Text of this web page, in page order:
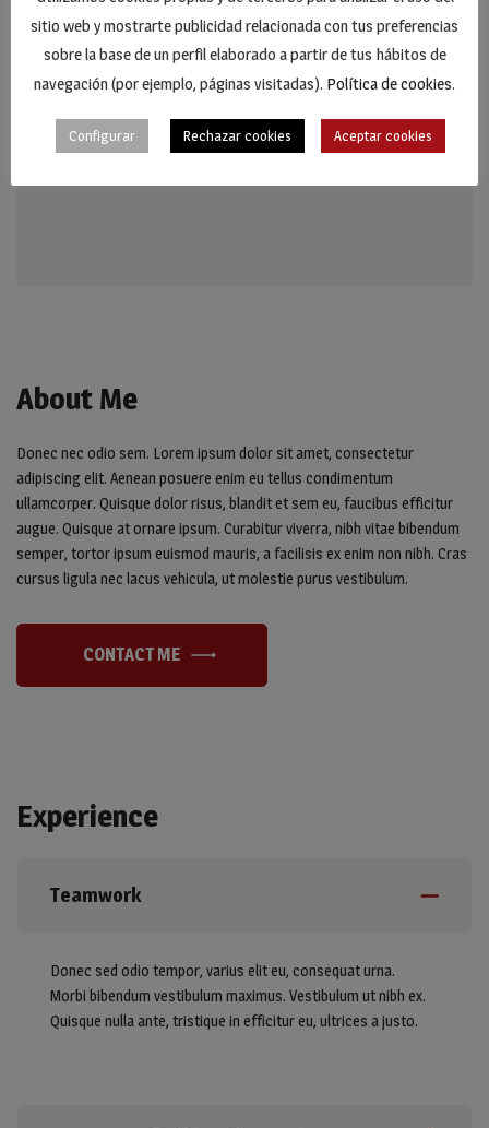
About Me
Donec nec odio sem. Lorem ipsum dolor sit amet, consectetur
adipiscing elit. Aenean posuere enim eu tellus condimentum
ullamcorper. Quisque dolor risus, blandit et sem eu, faucibus efficitur
augue. Quisque at ornare ipsum. Curabitur viverra, nibh vitae bibendum
semper, tortor ipsum euismod mauris, a facilisis ex enim non nibh. Cras
cursus ligula nec lacus vehicula, ut molestie purus vestibulum.
CONTACT ME
Experience
Teamwork
Donec sed odio tempor, varius elit eu, consequat urna.
Morbi bibendum vestibulum maximus. Vestibulum ut nibh ex.
Quisque nulla ante, tristique in efficitur eu, ultrices a justo.
sitio web y mostrarte publicidad relacionada con tus preferencias
sobre la base de un perfil elaborado a partir de tus hábitos de
navegación (por ejemplo, páginas visitadas). Política de cookies.
Configurar Rechazar cookies Aceptar cookies